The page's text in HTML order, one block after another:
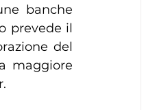
banche
prevede il
del
maggiore